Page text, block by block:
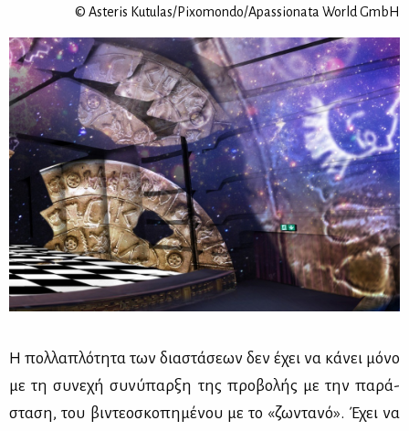
© Asteris Kutulas/Pixomondo/Apassionata World GmbH
Η πολ­λα­πλό­τη­τα των δια­στά­σε­ων δεν έχει να κά­νει μό­νο
με τη συ­νε­χή συ­νύ­παρ­ξη της προ­βο­λής με την πα­ρά­
στα­ση, του βι­ντε­ο­σκο­πη­μέ­νου με το «ζω­ντα­νό». Έχει να